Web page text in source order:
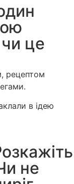
це
рецептом
в ідею
не